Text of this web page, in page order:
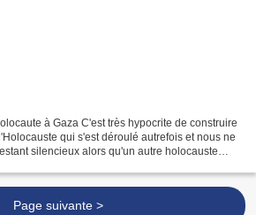
à Gaza C'est très hypocrite de construire
qui s'est déroulé autrefois et nous ne
silencieux alors qu'un autre holocauste
Page suivante >